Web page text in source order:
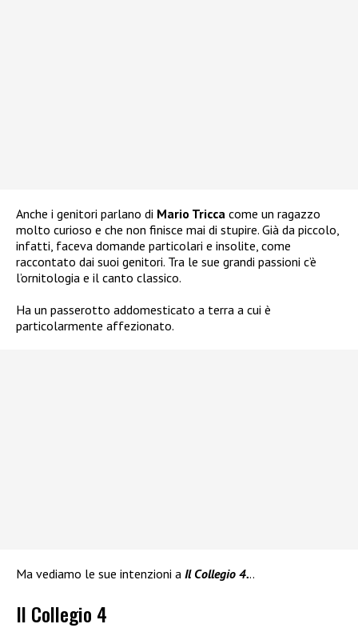
Anche i genitori parlano di Mario Tricca come un ragazzo
molto curioso e che non finisce mai di stupire. Già da piccolo,
infatti, faceva domande particolari e insolite, come
raccontato dai suoi genitori. Tra le sue grandi passioni c’è
l’ornitologia e il canto classico.
Ha un passerotto addomesticato a terra a cui è
particolarmente affezionato.
Ma vediamo le sue intenzioni a Il Collegio 4...
Il Collegio 4